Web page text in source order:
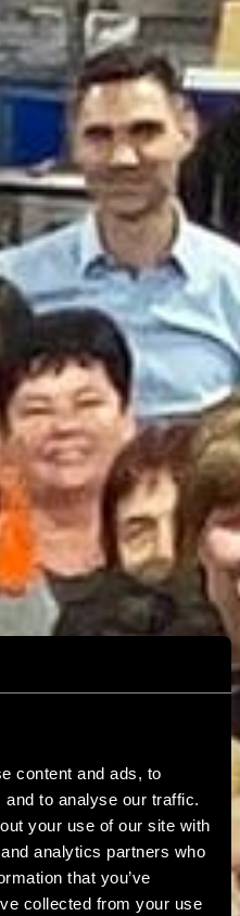
content and ads, to
to analyse our traffic.
your use of our site with
analytics partners who
that you’ve
collected from your use